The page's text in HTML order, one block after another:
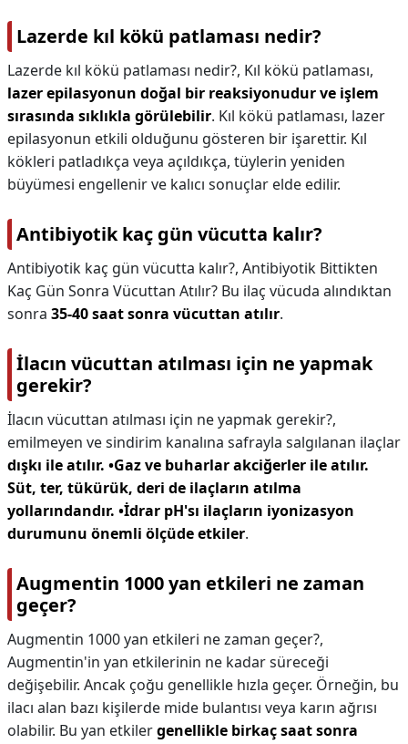
Lazerde kıl kökü patlaması nedir?
Lazerde kıl kökü patlaması nedir?, Kıl kökü patlaması,
lazer epilasyonun doğal bir reaksiyonudur ve işlem
sırasında sıklıkla görülebilir. Kıl kökü patlaması, lazer
epilasyonun etkili olduğunu gösteren bir işarettir. Kıl
kökleri patladıkça veya açıldıkça, tüylerin yeniden
büyümesi engellenir ve kalıcı sonuçlar elde edilir.
Antibiyotik kaç gün vücutta kalır?
Antibiyotik kaç gün vücutta kalır?, Antibiyotik Bittikten
Kaç Gün Sonra Vücuttan Atılır? Bu ilaç vücuda alındıktan
sonra 35-40 saat sonra vücuttan atılır.
İlacın vücuttan atılması için ne yapmak
gerekir?
İlacın vücuttan atılması için ne yapmak gerekir?,
emilmeyen ve sindirim kanalına safrayla salgılanan ilaçlar
dışkı ile atılır. •Gaz ve buharlar akciğerler ile atılır.
Süt, ter, tükürük, deri de ilaçların atılma
yollarındandır. •İdrar pH'sı ilaçların iyonizasyon
durumunu önemli ölçüde etkiler.
Augmentin 1000 yan etkileri ne zaman
geçer?
Augmentin 1000 yan etkileri ne zaman geçer?,
Augmentin'in yan etkilerinin ne kadar süreceği
değişebilir. Ancak çoğu genellikle hızla geçer. Örneğin, bu
ilacı alan bazı kişilerde mide bulantısı veya karın ağrısı
olabilir. Bu yan etkilergenellikle birkaç saat sonra